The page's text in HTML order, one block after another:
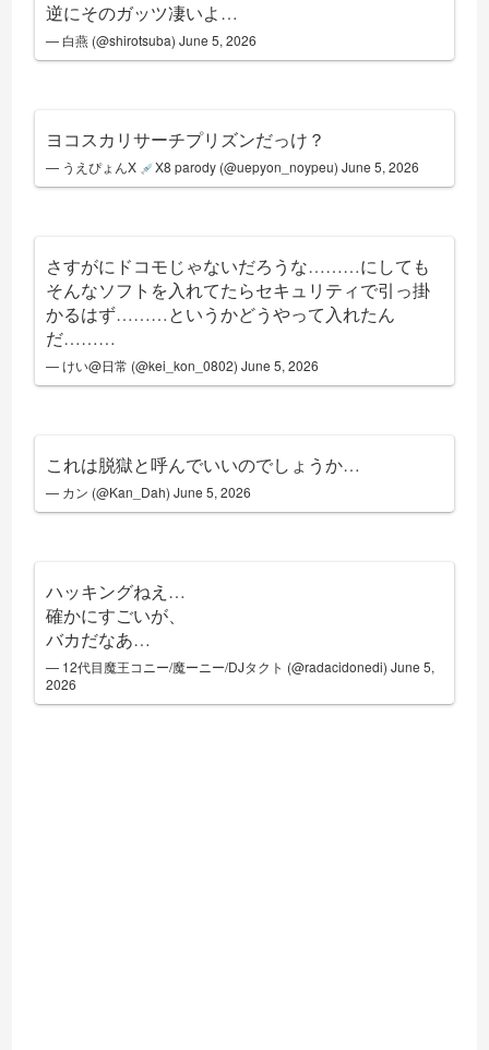
逆にそのガッツ凄いよ…
— 白燕 (@shirotsuba)June 5, 2026
ヨコスカリサーチプリズンだっけ？
— うえぴょんX X8 parody (@uepyon_noypeu) June 5, 2026
さすがにドコモじゃないだろうな………にしても
そんなソフトを入れてたらセキュリティで引っ掛
かるはず………というかどうやって入れたん
だ………
— けい@日常 (@kei_kon_0802)June 5, 2026
これは脱獄と呼んでいいのでしょうか…
— カン (@Kan_Dah)June 5, 2026
ハッキングねえ…
確かにすごいが、
バカだなあ…
— 12代目魔王コニー/魔ーニー/DJタクト (@radacidonedi)June 5,
2026